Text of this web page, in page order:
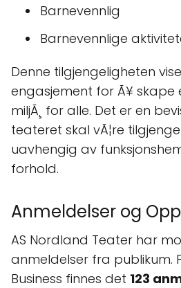
Barnevennlig
Barnevennlige
Denne tilgjengeligheten
engasjement for Ã¥ skape
miljÃ¸ for alle. Det er en
teateret skal vÃ¦re
uavhengig av
forhold.
Anmeldelser og
AS Nordland Teater har
anmeldelser fra publikum.
Business finnes det 123